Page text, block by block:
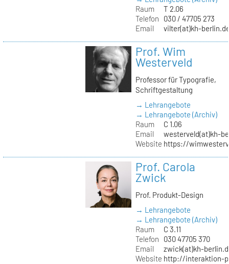
Raum
T 2.06
Telefon
030 / 47705 273
Email
vilter(at)kh-
Prof. Wim
Westerveld
Professor für Typografie,
Schriftgestaltung
→ Lehrangebote
→ Lehrangebote (Archiv)
Raum
C 1.06
Email
westerveld(at)kh-
Website https://
Prof. Carola
Zwick
Prof. Produkt-Design
→ Lehrangebote
→ Lehrangebote (Archiv)
Raum
C 3.11
Telefon
030 47705 370
Email
zwick(at)kh-
Website http://interaktion-